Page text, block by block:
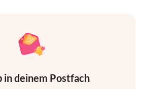
in deinem Postfach